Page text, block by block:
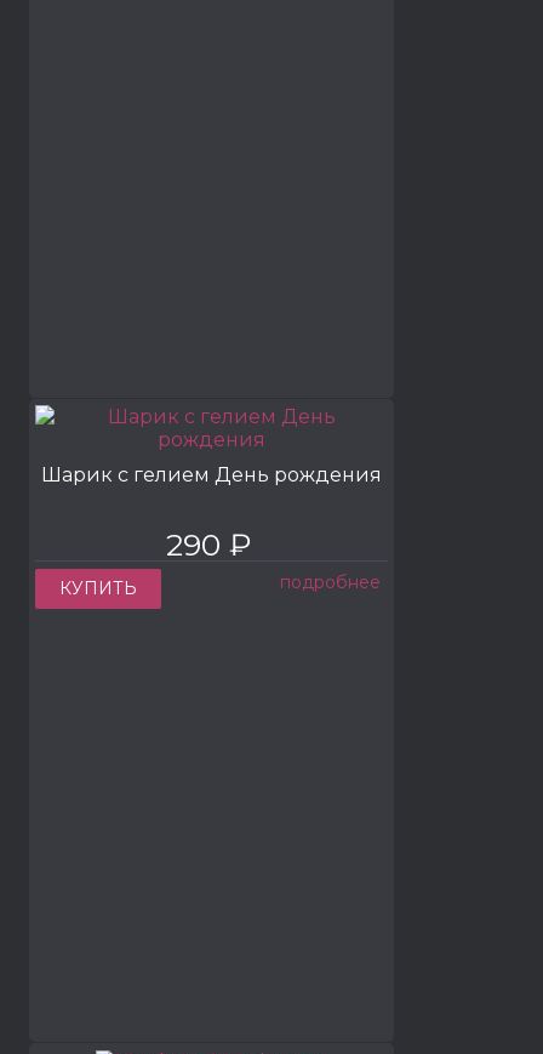
Шарик с гелием День рождения
290 ₽
КУПИТЬ подробнее